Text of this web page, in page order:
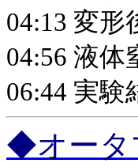
04:13 変
04:56 液
06:44 実験
◆オータ